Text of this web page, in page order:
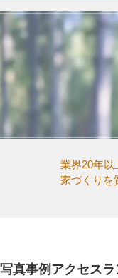
業界20年以
家づくりを
写真事例アクセス